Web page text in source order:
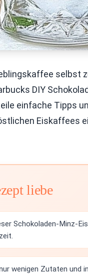
selbst
DIY
einfache Tipps
Eiskaffees
liebe
Schokoladen-Minz-
wenigen Zutaten und